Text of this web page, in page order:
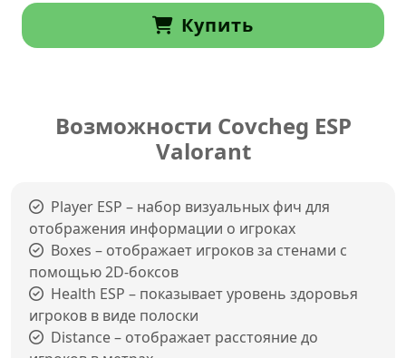
Купить
Возможности Covcheg ESP
Valorant
Player ESP – набор визуальных фич для
отображения информации о игроках
Boxes – отображает игроков за стенами с
помощью 2D-боксов
Health ESP – показывает уровень здоровья
игроков в виде полоски
Distance – отображает расстояние до